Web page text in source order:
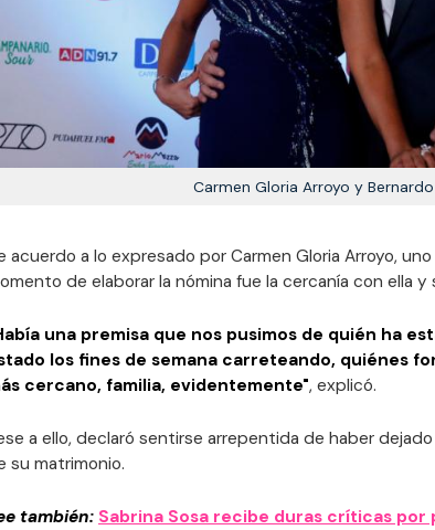
Carmen Gloria Arroyo y
acuerdo a lo expresado por Carmen Gloria Arroyo,
de elaborar la nómina fue la cercanía con ella y
una premisa que nos pusimos de quién ha
los fines de semana carreteando, quiénes
cercano, familia, evidentemente", explicó.
a ello, declaró sentirse arrepentida de haber
su matrimonio.
también: Sabrina Sosa recibe duras críticas